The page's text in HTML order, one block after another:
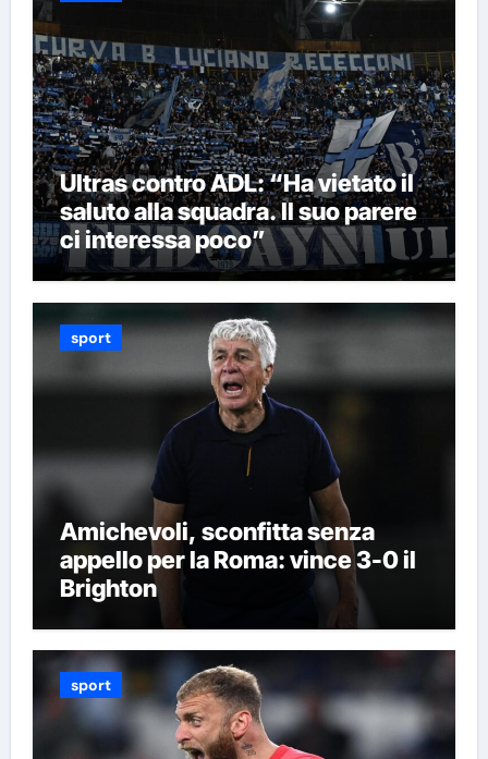
Ultras contro ADL: “Ha vietato il
saluto alla squadra. Il suo parere
ci interessa poco”
sport
Amichevoli, sconfitta senza
appello per la Roma: vince 3-0 il
Brighton
sport